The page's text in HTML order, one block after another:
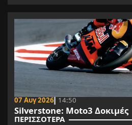
07 Αυγ 2026 14:50
Silverstone: Moto3 Δοκιμές
ΠΕΡΙΣΣΟΤΕΡΑ